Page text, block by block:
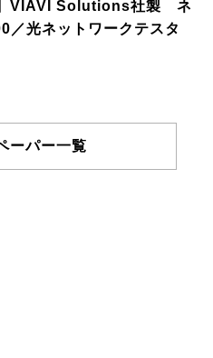
】VIAVI Solutions社製 ネ
／光ネットワークテスタ
ーパー一覧